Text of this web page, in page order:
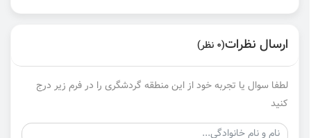
ارسال نظرات(0 نظر)
لطفا سوال یا تجربه خود از این منطقه گردشگری را در فرم زیر درج
کنید